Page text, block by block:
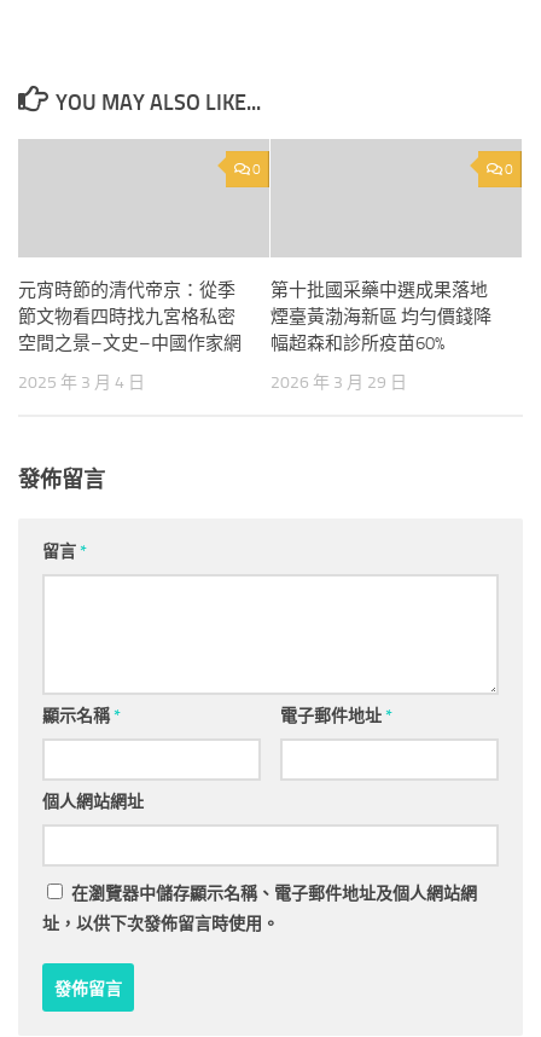
YOU MAY ALSO LIKE...
0
元宵時節的清代帝京：從季
節文物看四時找九宮格私密
空間之景–文史–中國作家網
2025 年 3 月 4 日
0
第十批國采藥中選成果落地
煙臺黃渤海新區 均勻價錢降
幅超森和診所疫苗60%
2026 年 3 月 29 日
發佈留言
留言*
顯示名稱* 電子郵件地址*
個人網站網址
在瀏覽器中儲存顯示名稱、電子郵件地址及個人網站網
址，以供下次發佈留言時使用。